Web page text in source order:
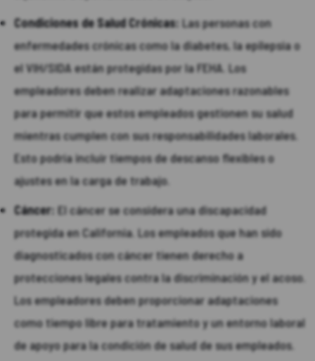
Condiciones de Salud Crónicas: Las personas con
enfermedades crónicas como la diabetes, la epilepsia o
el VIH/SIDA están protegidas por la FEHA. Los
empleadores deben realizar adaptaciones razonables
para permitir que estos empleados gestionen su salud
mientras cumplen con sus responsabilidades laborales.
Esto podría incluir tiempos de descanso flexibles o
ajustes en la carga de trabajo.
Cáncer: El cáncer se considera una discapacidad
protegida en California. Los empleados que han sido
diagnosticados con cáncer tienen derecho a
protecciones legales contra la discriminación y el acoso.
Los empleadores deben proporcionar adaptaciones
como tiempo libre para tratamiento y un entorno laboral
de apoyo para la condición de salud de sus empleados.